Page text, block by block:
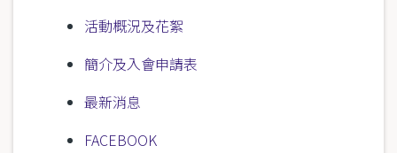
活動概況及花絮
簡介及入會申請表
最新消息
FACEBOOK